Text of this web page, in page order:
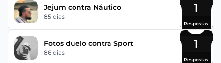
Jejum contra Náutico
85 dias
1
Respostas
Fotos duelo contra Sport
86 dias
1
Respostas